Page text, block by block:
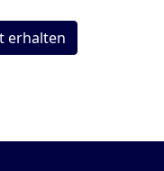
erhalten